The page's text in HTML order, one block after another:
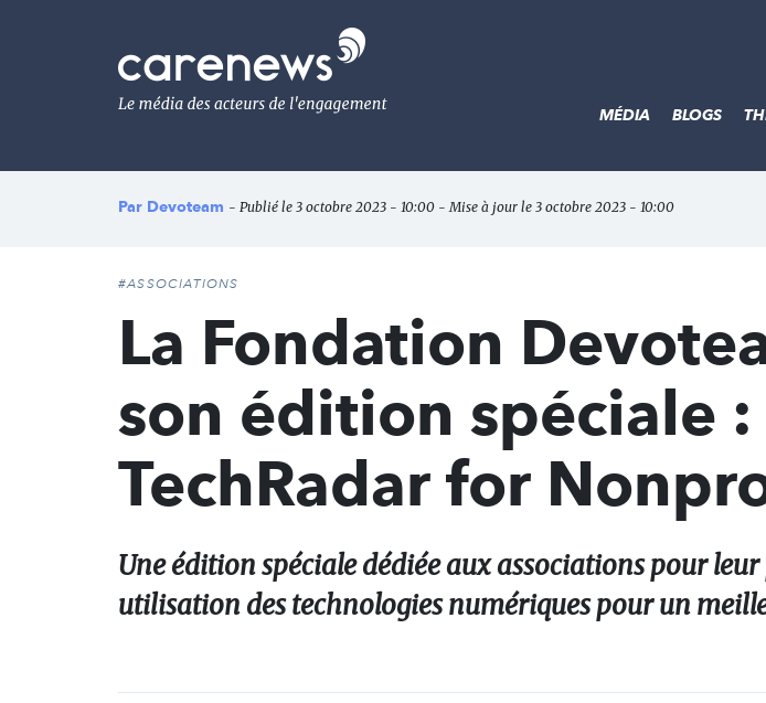
Le
média
de
l'engagement
MÉDIA BLOGS
Par Devoteam - Publié le 3 octobre 2023 - 10:00 - Mise à jour le 3 octobre 2023 - 10:00
#ASSOCIATIONS
La Fondation
son édition spéciale :
TechRadar for
Une édition spéciale dédiée aux associations pour
utilisation des technologies numériques pour un